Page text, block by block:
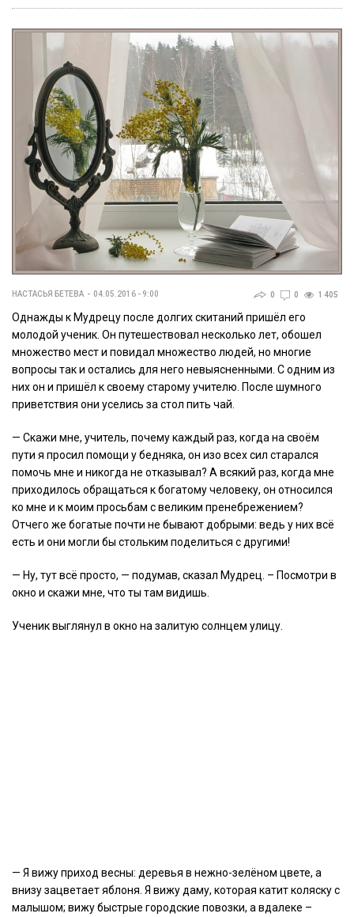
НАСТАСЬЯ БЕТЕВА 04.05.2016 - 9:00 0 0 1 405
Однажды к Мудрецу после долгих скитаний пришёл его
молодой ученик. Он путешествовал несколько лет, обошел
множество мест и повидал множество людей, но многие
вопросы так и остались для него невыясненными. С одним из
них он и пришёл к своему старому учителю. После шумного
приветствия они уселись за стол пить чай.
— Скажи мне, учитель, почему каждый раз, когда на своём
пути я просил помощи у бедняка, он изо всех сил старался
помочь мне и никогда не отказывал? А всякий раз, когда мне
приходилось обращаться к богатому человеку, он относился
ко мне и к моим просьбам с великим пренебрежением?
Отчего же богатые почти не бывают добрыми: ведь у них всё
есть и они могли бы стольким поделиться с другими!
— Ну, тут всё просто, — подумав, сказал Мудрец. – Посмотри в
окно и скажи мне, что ты там видишь.
Ученик выглянул в окно на залитую солнцем улицу.
— Я вижу приход весны: деревья в нежно-зелёном цвете, а
внизу зацветает яблоня. Я вижу даму, которая катит коляску с
малышом; вижу быстрые городские повозки, а вдалеке –